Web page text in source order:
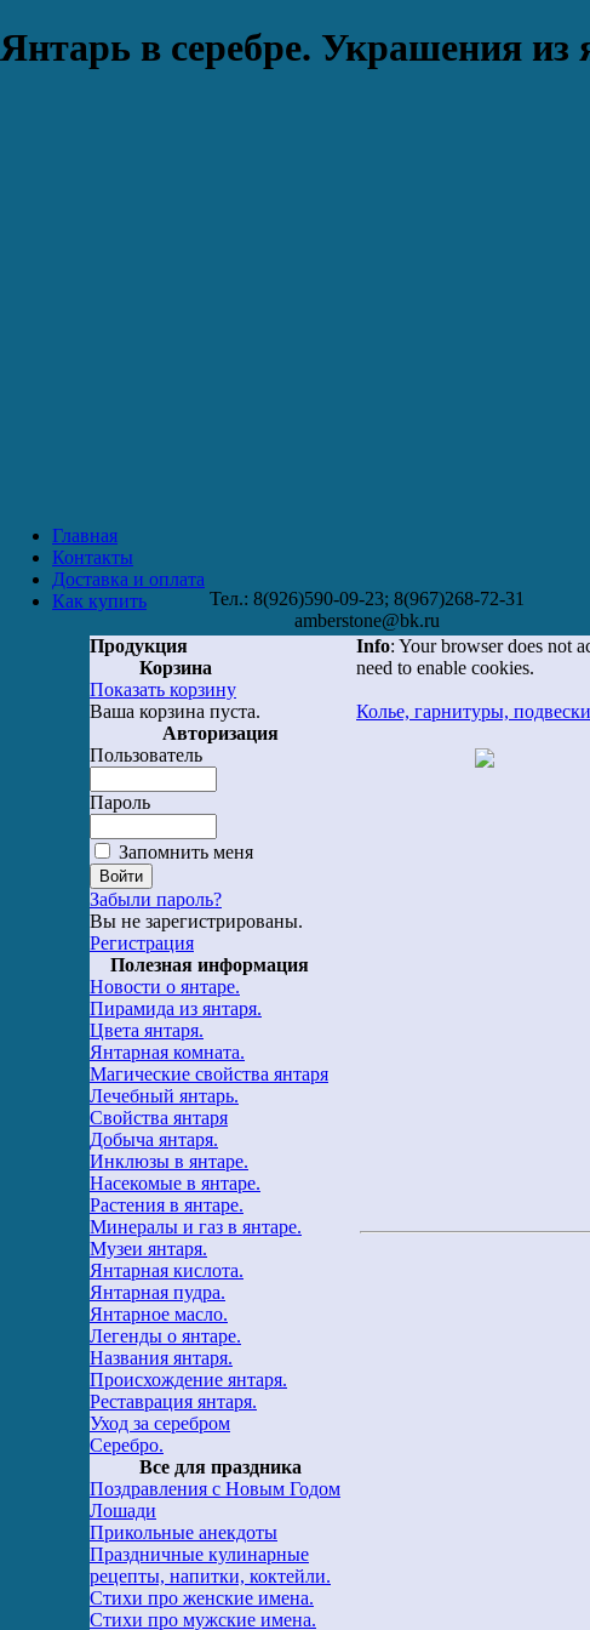
Янтарь в серебре. Украшения из
Главная
Контакты
Доставка и оплата
Как купить
Тел.: 8(926)590-09-23; 8(967)268-72-31
amberstone@bk.ru
Продукция
Корзина
Показать корзину
Ваша корзина пуста.
Авторизация
Пользователь
Пароль
Запомнить меня
Забыли пароль?
Вы не зарегистрированы.
Регистрация
Полезная информация
Новости о янтаре.
Пирамида из янтаря.
Цвета янтаря.
Янтарная комната.
Магические свойства янтаря
Лечебный янтарь.
Свойства янтаря
Добыча янтаря.
Инклюзы в янтаре.
Насекомые в янтаре.
Растения в янтаре.
Минералы и газ в янтаре.
Музеи янтаря.
Янтарная кислота.
Янтарная пудра.
Янтарное масло.
Легенды о янтаре.
Названия янтаря.
Происхождение янтаря.
Реставрация янтаря.
Уход за серебром
Серебро.
Все для праздника
Поздравления с Новым Годом
Лошади
Прикольные анекдоты
Праздничные кулинарные
рецепты, напитки, коктейли.
Стихи про женские имена.
Стихи про мужские имена.
Info: Your browser does not
need to enable cookies.
Колье, гарнитуры, подвески